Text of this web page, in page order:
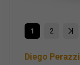
1 2
Diego Perazzi